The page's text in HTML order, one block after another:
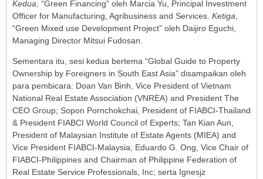
Kedua , “Green Financing” oleh Marcia Yu, Principal Investment
Officer for Manufacturing, Agribusiness and Services. Ketiga
“Green Mixed use Development Project” oleh Daijiro Eguchi,
Managing Director Mitsui Fudosan.
Sementara itu, sesi kedua bertema “Global Guide to Property
Ownership by Foreigners in South East Asia” disampaikan oleh
para pembicara: Doan Van Binh, Vice President of Vietnam
National Real Estate Association (VNREA) and President The
CEO Group; Sopon Pornchokchai, President of FIABCI-Thailand
& President FIABCI World Council of Experts; Tan Kian Aun,
President of Malaysian Institute of Estate Agents (MIEA) and
Vice President FIABCI-Malaysia; Eduardo G. Ong, Vice Chair of
FIABCI-Philippines and Chairman of Philippine Federation of
Real Estate Service Professionals, Inc; serta Ignesjz